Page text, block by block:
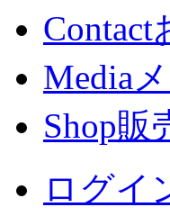
Contact
Media
Shop販
ログイ